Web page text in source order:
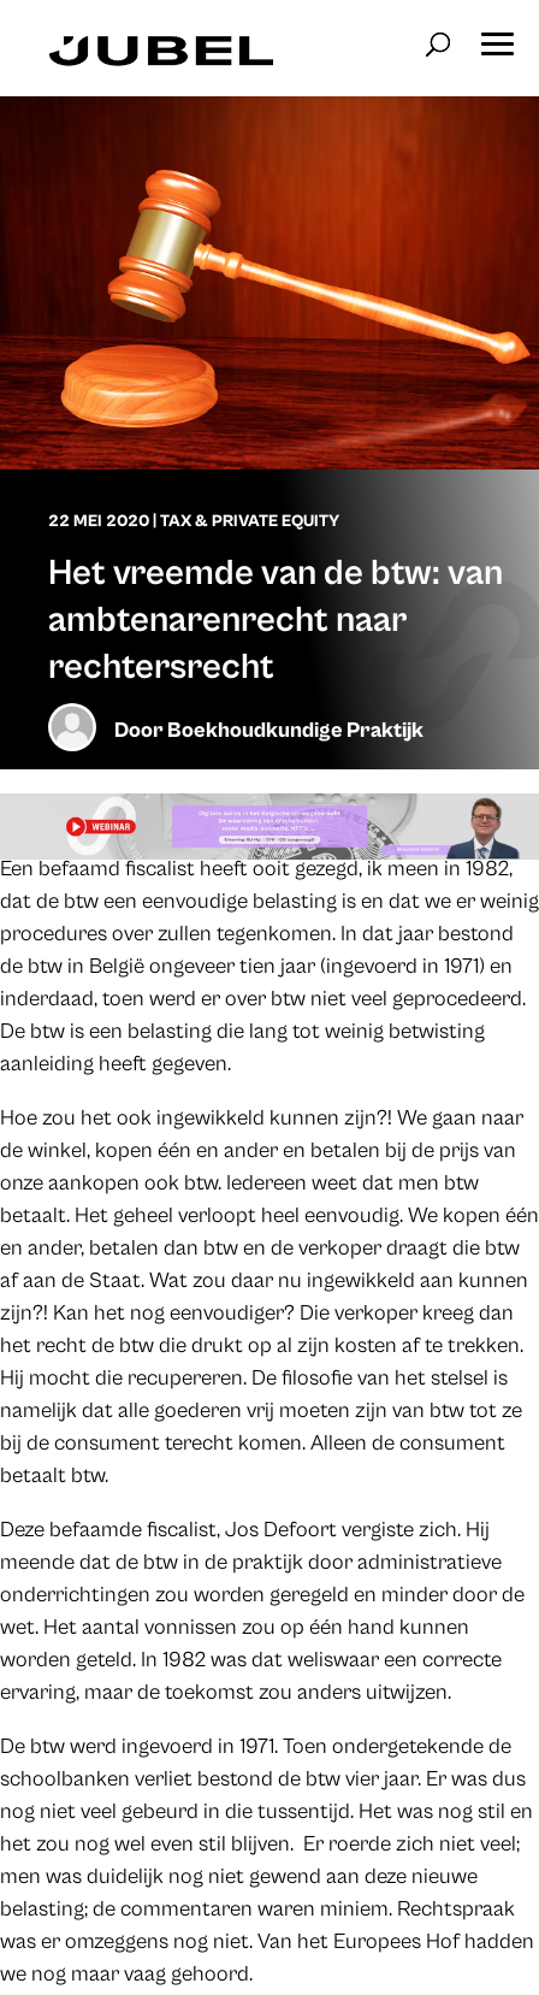
22 MEI 2020 TAX & PRIVATE EQUITY
Het vreemde van de btw: van
ambtenarenrecht naar
rechtersrecht
DoorBoekhoudkundige Praktijk
Een befaamd fiscalist heeft ooit gezegd, ik meen in 1982,
dat de btw een eenvoudige belasting is en dat we er weinig
procedures over zullen tegenkomen. In dat jaar bestond
de btw in België ongeveer tien jaar (ingevoerd in 1971) en
inderdaad, toen werd er over btw niet veel geprocedeerd.
De btw is een belasting die lang tot weinig betwisting
aanleiding heeft gegeven.
Hoe zou het ook ingewikkeld kunnen zijn?! We gaan naar
de winkel, kopen één en ander en betalen bij de prijs van
onze aankopen ook btw. Iedereen weet dat men btw
betaalt. Het geheel verloopt heel eenvoudig. We kopen één
en ander, betalen dan btw en de verkoper draagt die btw
af aan de Staat. Wat zou daar nu ingewikkeld aan kunnen
zijn?! Kan het nog eenvoudiger? Die verkoper kreeg dan
het recht de btw die drukt op al zijn kosten af te trekken.
Hij mocht die recupereren. De filosofie van het stelsel is
namelijk dat alle goederen vrij moeten zijn van btw tot ze
bij de consument terecht komen. Alleen de consument
betaalt btw.
Deze befaamde fiscalist, Jos Defoort vergiste zich. Hij
meende dat de btw in de praktijk door administratieve
onderrichtingen zou worden geregeld en minder door de
wet. Het aantal vonnissen zou op één hand kunnen
worden geteld. In 1982 was dat weliswaar een correcte
ervaring, maar de toekomst zou anders uitwijzen.
De btw werd ingevoerd in 1971. Toen ondergetekende de
schoolbanken verliet bestond de btw vier jaar. Er was dus
nog niet veel gebeurd in die tussentijd. Het was nog stil en
het zou nog wel even stil blijven. Er roerde zich niet veel;
men was duidelijk nog niet gewend aan deze nieuwe
belasting; de commentaren waren miniem. Rechtspraak
was er omzeggens nog niet. Van het Europees Hof hadden
we nog maar vaag gehoord.